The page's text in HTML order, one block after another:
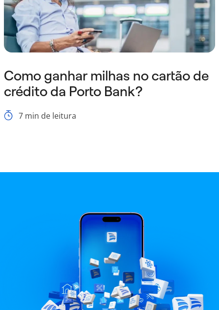
Como ganhar milhas no cartão de
crédito da Porto Bank?
7 min de leitura